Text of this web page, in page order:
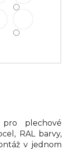
plechové
RAL barvy,
v jednom